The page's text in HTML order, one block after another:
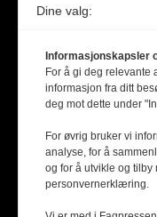
Dine valg:
Informasjonskapsler
For å gi deg relevante
informasjon fra ditt
deg mot dette under
For øvrig bruker vi
analyse, for å
og for å utvikle og
personvernerklæring.